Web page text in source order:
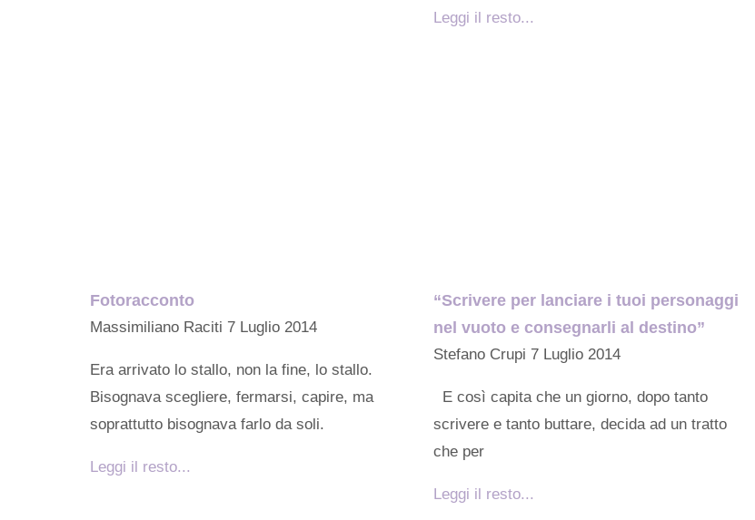
Leggi il resto...
Fotoracconto
Massimiliano Raciti 7 Luglio 2014
Era arrivato lo stallo, non la fine, lo stallo.
Bisognava scegliere, fermarsi, capire, ma
soprattutto bisognava farlo da soli.
Leggi il resto...
“Scrivere per lanciare i tuoi personaggi
nel vuoto e consegnarli al destino”
Stefano Crupi 7 Luglio 2014
E così capita che un giorno, dopo tanto
scrivere e tanto buttare, decida ad un tratto
che per
Leggi il resto...